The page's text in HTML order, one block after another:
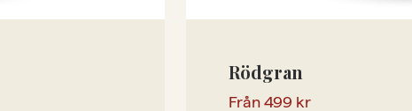
Rödgran
Från499 kr